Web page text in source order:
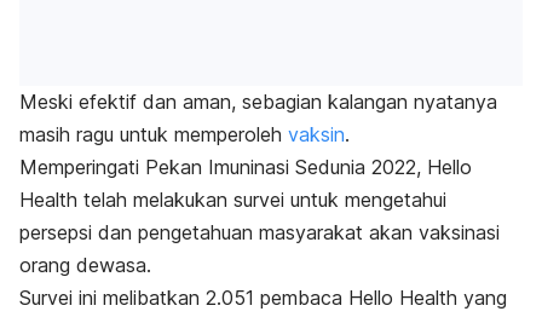
Meski efektif dan aman, sebagian kalangan nyatanya
masih ragu untuk memperoleh vaksin.
Memperingati Pekan Imuninasi Sedunia 2022, Hello
Health telah melakukan survei untuk mengetahui
persepsi dan pengetahuan masyarakat akan vaksinasi
orang dewasa.
Survei ini melibatkan 2.051 pembaca Hello Health yang